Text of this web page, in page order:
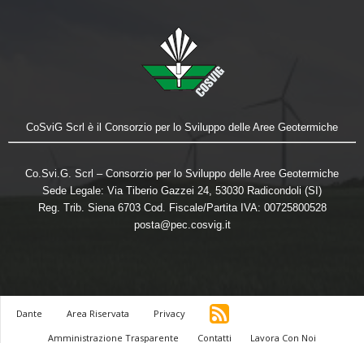
CoSviG Scrl è il Consorzio per lo Sviluppo delle Aree Geotermiche
Co.Svi.G. Scrl – Consorzio per lo Sviluppo delle Aree Geotermiche
Sede Legale: Via Tiberio Gazzei 24, 53030 Radicondoli (SI)
Reg. Trib. Siena 6703 Cod. Fiscale/Partita IVA: 00725800528
posta@pec.cosvig.it
Dante Area Riservata
Privacy
Amministrazione Trasparente
Contatti Lavora Con Noi